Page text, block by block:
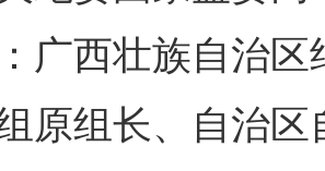
广西壮族自治
原组长、自治